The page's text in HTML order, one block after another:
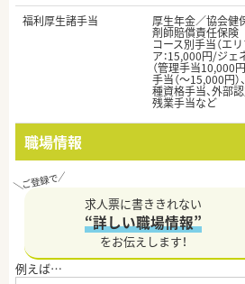
福利厚生諸手当
厚生年金／協会健
剤師賠償責任保険
コース別手当（エ
ア：15,000円/ジェ
（管理手当10,000
手当（～15,000円）
種資格手当、外部
残業手当など
職場情報
求人票に書ききれない
“詳しい職場情報”
をお伝えします！